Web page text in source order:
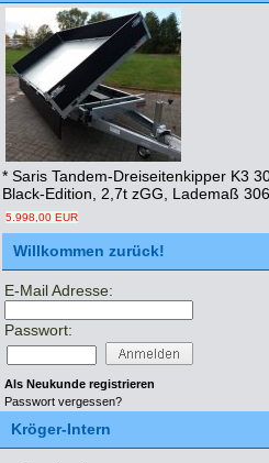
* Saris Tandem-Dreiseitenkipper K3
Black-Edition, 2,7t zGG, Lademaß
5.998,00 EUR
Willkommen zurück!
E-Mail Adresse:
Passwort:
Als Neukunde registrieren
Passwort vergessen?
Kröger-Intern